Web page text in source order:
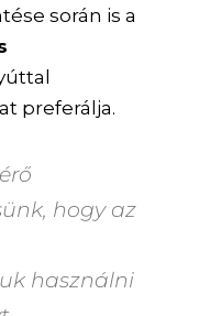
során is a
preferálja.
hogy az
használni